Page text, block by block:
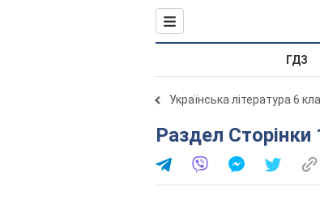
ГДЗ
Українська література 6
Раздел